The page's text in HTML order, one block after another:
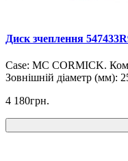
Диск зчеплення
Case: MC CORMICK.
Зовнішній діаметр (мм):
4 180грн.